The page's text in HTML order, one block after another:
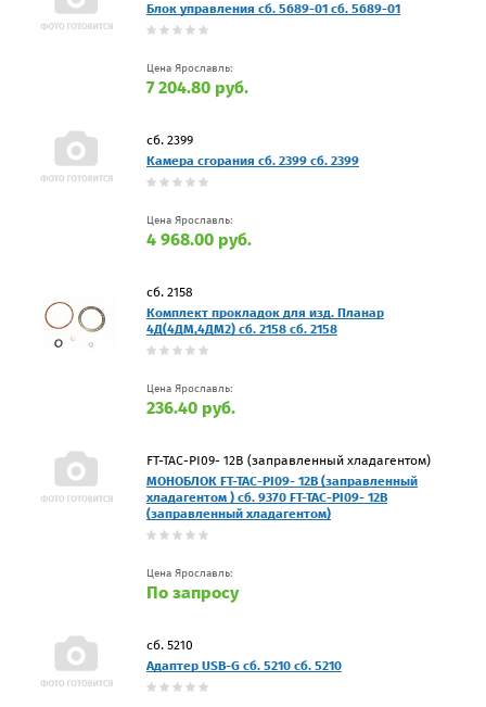
Блок управления сб. 5689-01 сб. 5689-01
Цена Ярославль:
7 204.80 руб.
сб. 2399
Камера сгорания сб. 2399 сб. 2399
Цена Ярославль:
4 968.00 руб.
сб. 2158
Комплект прокладок для изд. Планар
4Д(4ДМ,4ДМ2) сб. 2158 сб. 2158
Цена Ярославль:
236.40 руб.
FT-TAC-PI09- 12В (заправленный хладагентом)
МОНОБЛОК FT-TAC-PI09- 12В (заправленный
хладагентом ) сб. 9370 FT-TAC-PI09- 12В
(заправленный хладагентом)
Цена Ярославль:
По запросу
сб. 5210
Адаптер USB-G сб. 5210 сб. 5210